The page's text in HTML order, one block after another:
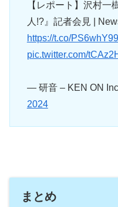
【レポート】沢村一
人!?』記者会見 |
https://t.co/
pic.twitter.com/
— 研音 – KEN ON
2024
まとめ